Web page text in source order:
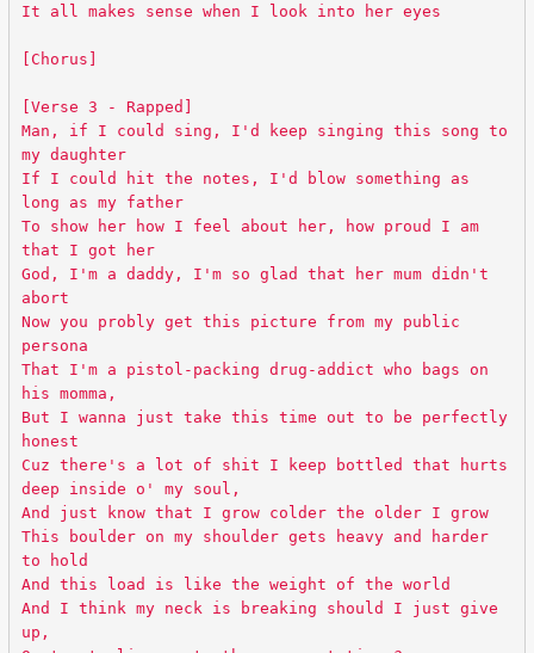
It all makes sense when I look into her eyes
[Chorus]
[Verse 3 - Rapped]
Man, if I could sing, I'd keep singing this song to
my daughter
If I could hit the notes, I'd blow something as
long as my father
To show her how I feel about her, how proud I am
that I got her
God, I'm a daddy, I'm so glad that her mum didn't
abort
Now you probly get this picture from my public
persona
That I'm a pistol-packing drug-addict who bags on
his momma,
But I wanna just take this time out to be perfectly
honest
Cuz there's a lot of shit I keep bottled that hurts
deep inside o' my soul,
And just know that I grow colder the older I grow
This boulder on my shoulder gets heavy and harder
to hold
And this load is like the weight of the world
And I think my neck is breaking should I just give
up,